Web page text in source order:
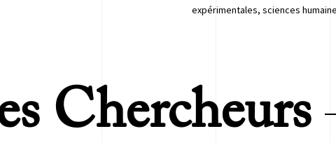
expérimentales, sciences
Chercheurs